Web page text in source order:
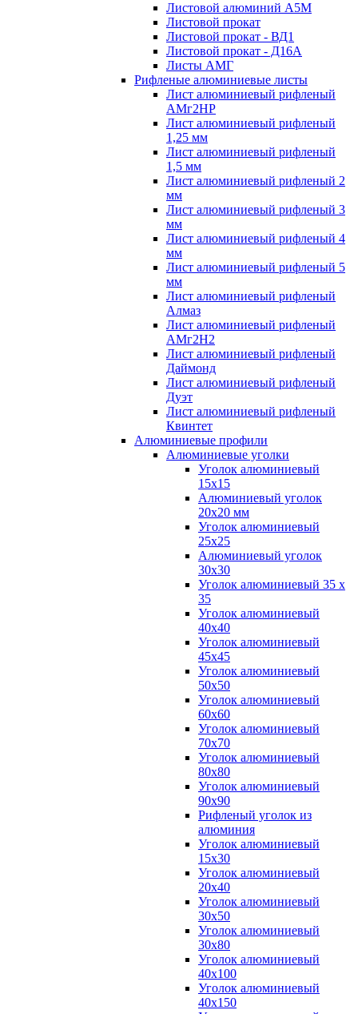
Листовой алюминий А5М
Листовой прокат
Листовой прокат - ВД1
Листовой прокат - Д16А
Листы АМГ
Рифленые алюминиевые листы
Лист алюминиевый рифленый
АМг2НР
Лист алюминиевый рифленый
1,25 мм
Лист алюминиевый рифленый
1,5 мм
Лист алюминиевый рифленый 2
мм
Лист алюминиевый рифленый 3
мм
Лист алюминиевый рифленый 4
мм
Лист алюминиевый рифленый 5
мм
Лист алюминиевый рифленый
Алмаз
Лист алюминиевый рифленый
АМг2Н2
Лист алюминиевый рифленый
Даймонд
Лист алюминиевый рифленый
Дуэт
Лист алюминиевый рифленый
Квинтет
Алюминиевые профили
Алюминиевые уголки
Уголок алюминиевый
15х15
Алюминиевый уголок
20х20 мм
Уголок алюминиевый
25х25
Алюминиевый уголок
30х30
Уголок алюминиевый 35 х
35
Уголок алюминиевый
40х40
Уголок алюминиевый
45х45
Уголок алюминиевый
50х50
Уголок алюминиевый
60х60
Уголок алюминиевый
70х70
Уголок алюминиевый
80х80
Уголок алюминиевый
90х90
Рифленый уголок из
алюминия
Уголок алюминиевый
15х30
Уголок алюминиевый
20х40
Уголок алюминиевый
30х50
Уголок алюминиевый
30х80
Уголок алюминиевый
40х100
Уголок алюминиевый
40х150